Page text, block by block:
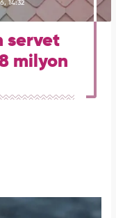
14:32
servet
milyon